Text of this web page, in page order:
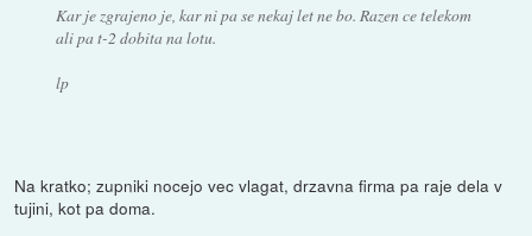
Kar je zgrajeno je, kar ni pa se nekaj let ne bo. Razen ce telekom
ali pa t-2 dobita na lotu.
lp
Na kratko; zupniki nocejo vec vlagat, drzavna firma pa raje dela v
tujini, kot pa doma.